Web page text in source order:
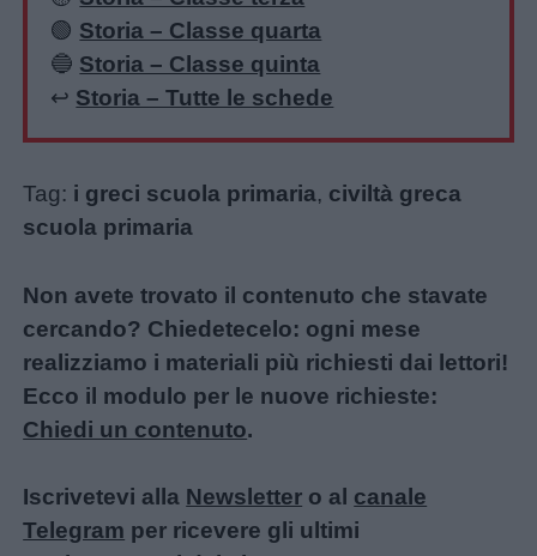
🟢 Storia – Classe quarta
🔵 Storia – Classe quinta
↩️ Storia – Tutte le schede
Tag: i greci scuola primaria, civiltà greca
scuola primaria
Non avete trovato il contenuto che stavate
cercando? Chiedetecelo: ogni mese
realizziamo i materiali più richiesti dai lettori!
Ecco il modulo per le nuove richieste:
Chiedi un contenuto.
Iscrivetevi alla Newsletter o al canale
Telegram per ricevere gli ultimi